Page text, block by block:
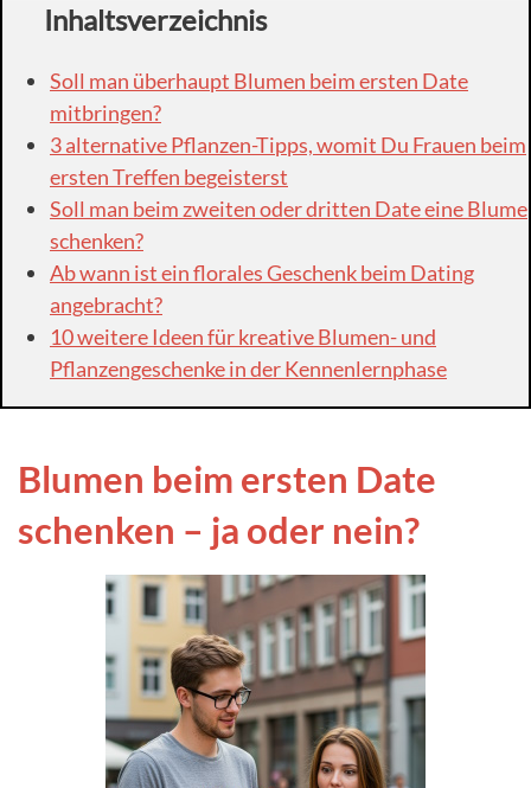
Inhaltsverzeichnis
Soll man überhaupt Blumen beim ersten Date
mitbringen?
3 alternative Pflanzen-Tipps, womit Du Frauen beim
ersten Treffen begeisterst
Soll man beim zweiten oder dritten Date eine Blume
schenken?
Ab wann ist ein florales Geschenk beim Dating
angebracht?
10 weitere Ideen für kreative Blumen- und
Pflanzengeschenke in der Kennenlernphase
Blumen beim ersten Date
schenken – ja oder nein?